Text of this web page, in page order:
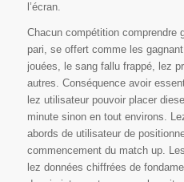
l’écran.
Chacun compétition comprendre
pari, se offert comme les
jouées, le sang fallu frappé, lez
autres. Conséquence avoir
lez utilisateur pouvoir placer
minute sinon en tout environs.
abords de utilisateur de
commencement du match up.
lez données chiffrées de